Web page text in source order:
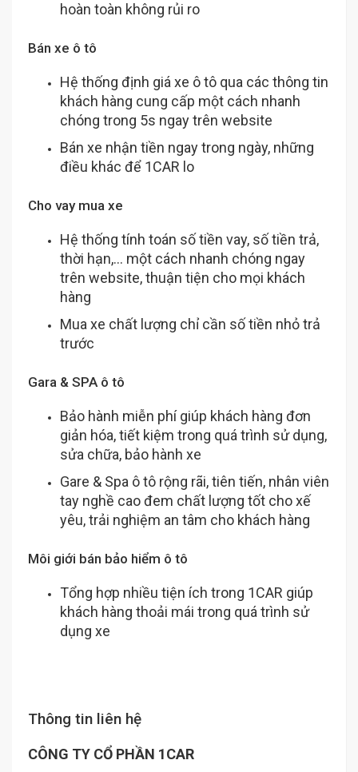
hoàn toàn không rủi ro
Bán xe ô tô
Hệ thống định giá xe ô tô qua các thông tin
khách hàng cung cấp một cách nhanh
chóng trong 5s ngay trên website
Bán xe nhận tiền ngay trong ngày, những
điều khác để 1CAR lo
Cho vay mua xe
Hệ thống tính toán số tiền vay, số tiền trả,
thời hạn,... một cách nhanh chóng ngay
trên website, thuận tiện cho mọi khách
hàng
Mua xe chất lượng chỉ cần số tiền nhỏ trả
trước
Gara & SPA ô tô
Bảo hành miễn phí giúp khách hàng đơn
giản hóa, tiết kiệm trong quá trình sử dụng,
sửa chữa, bảo hành xe
Gare & Spa ô tô rộng rãi, tiên tiến, nhân viên
tay nghề cao đem chất lượng tốt cho xế
yêu, trải nghiệm an tâm cho khách hàng
Môi giới bán bảo hiểm ô tô
Tổng hợp nhiều tiện ích trong 1CAR giúp
khách hàng thoải mái trong quá trình sử
dụng xe
Thông tin liên hệ
CÔNG TY CỔ PHẦN 1CAR